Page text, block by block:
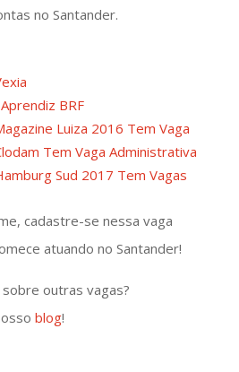
no Santander.
BRF
Luiza 2016 Tem Vaga
Tem Vaga Administrativa
Sud 2017 Tem Vagas
cadastre-se nessa vaga
atuando no Santander!
outras vagas?
blog!